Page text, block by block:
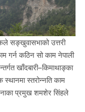
सङ्खुवासभाको उत्तरी
गर्न कठिन सो काम नेपाली
खाँदबारी–किमाथाङ्का
स्तरोन्नति काम
प्रमुख शमशेर सिंहले